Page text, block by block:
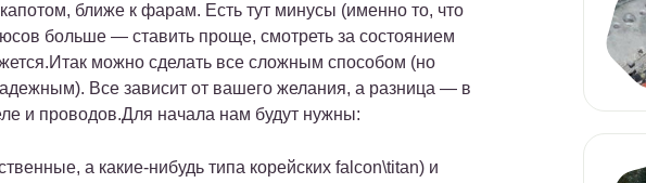
ближе к фарам. Есть тут минусы (именно то, что
больше — ставить проще, смотреть за состоянием
можно сделать все сложным способом (но
Все зависит от вашего желания, а разница — в
и проводов.Для начала нам будут нужны:
а какие-нибудь типа корейских falcon\titan) и